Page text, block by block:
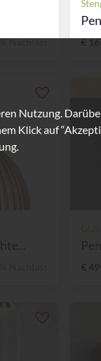
Nachlass €
Nutzung.
Klick auf